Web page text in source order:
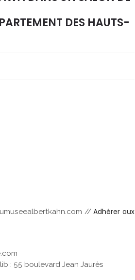
DES HAUTS-
//Adhérer aux
: 55 boulevard Jean Jaurès